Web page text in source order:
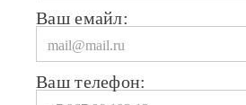
Ваш емайл:
Ваш телефон: